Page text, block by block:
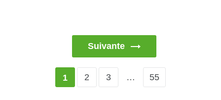
Suivante
1 2 3 … 55